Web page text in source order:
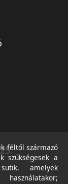
féltől származó
szükségesek a
amelyek